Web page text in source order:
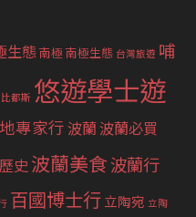
生態南極 南極生態 台灣旅遊 哺
都斯 悠遊學士遊
專家行 波蘭波蘭必買
史波蘭美食波蘭行
百國博士行立陶宛 立陶